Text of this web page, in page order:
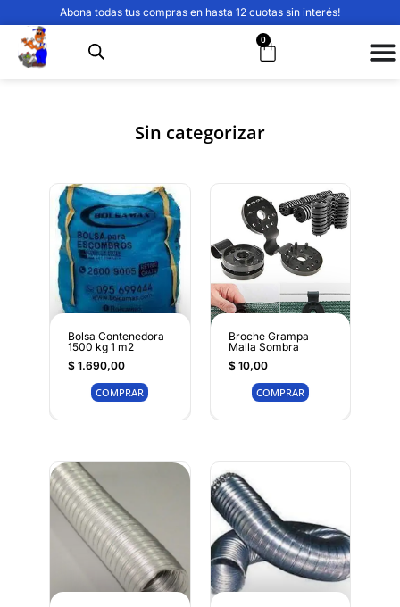
Abona todas tus compras en hasta 12 cuotas sin interés!
0
Sin categorizar
Bolsa Contenedora
1500 kg 1 m2
$1.690,00
COMPRAR
Broche Grampa
Malla Sombra
$10,00
COMPRAR